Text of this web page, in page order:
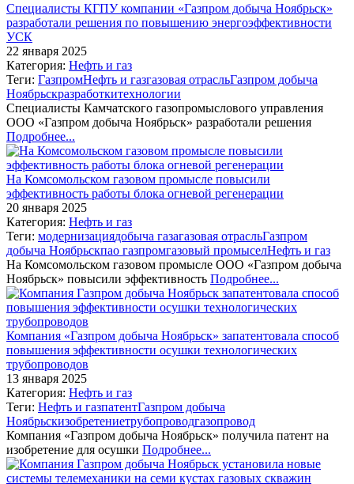
Специалисты КГПУ компании «Газпром добыча Ноябрьск»
разработали решения по повышению энергоэффективности
УСК
22 января 2025
Категория: Нефть и газ
Теги: ГазпромНефть и газгазовая отрасльГазпром добыча
Ноябрьскразработкитехнологии
Специалисты Камчатского газопромыслового управления
ООО «Газпром добыча Ноябрьск» разработали решения
Подробнее...
На Комсомольском газовом промысле повысили
эффективность работы блока огневой регенерации
20 января 2025
Категория: Нефть и газ
Теги: модернизациядобыча газагазовая отрасльГазпром
добыча Ноябрьскпао газпромгазовый промыселНефть и газ
На Комсомольском газовом промысле ООО «Газпром добыча
Ноябрьск» повысили эффективность Подробнее...
Компания «Газпром добыча Ноябрьск» запатентовала способ
повышения эффективности осушки технологических
трубопроводов
13 января 2025
Категория: Нефть и газ
Теги: Нефть и газпатентГазпром добыча
Ноябрьскизобретениетрубопроводгазопровод
Компания «Газпром добыча Ноябрьск» получила патент на
изобретение для осушки Подробнее...